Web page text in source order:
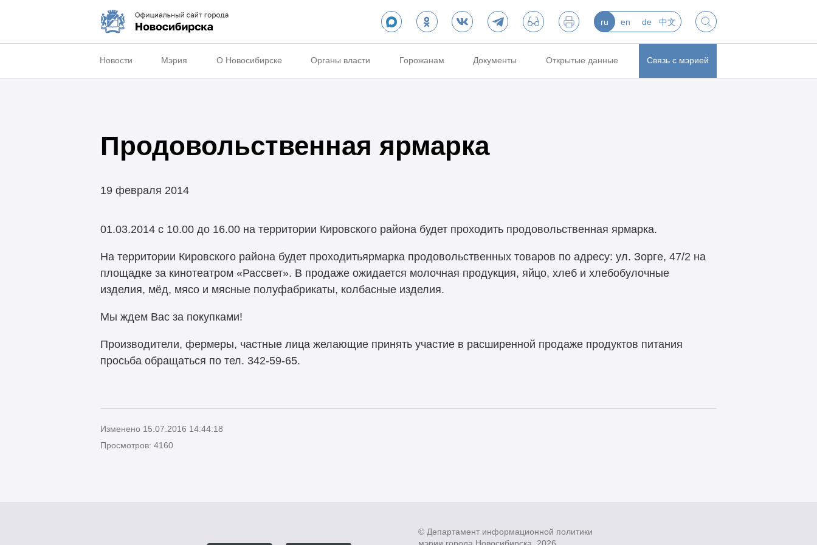
ru en de 中文
Новости Мэрия О Новосибирске Органы власти Горожанам Документы Открытые данные Связь с мэрией
Продовольственная ярмарка
19 февраля 2014
01.03.2014 с 10.00 до 16.00 на территории Кировского района будет проходить продовольственная ярмарка.
На территории Кировского района будет проходитьярмарка продовольственных товаров по адресу: ул. Зорге, 47/2 на
площадке за кинотеатром «Рассвет». В продаже ожидается молочная продукция, яйцо, хлеб и хлебобулочные
изделия, мёд, мясо и мясные полуфабрикаты, колбасные изделия.
Мы ждем Вас за покупками!
Производители, фермеры, частные лица желающие принять участие в расширенной продаже продуктов питания
просьба обращаться по тел. 342-59-65.
Изменено 15.07.2016 14:44:18
Просмотров: 4160
© Департамент информационной политики